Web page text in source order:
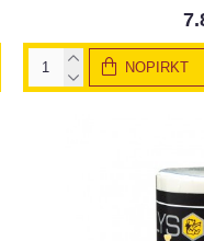
NOPIRKT